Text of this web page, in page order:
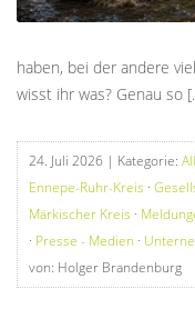
haben, bei der andere
wisst ihr was? Genau so
24. Juli 2026 | Kategorie:
Ennepe-Ruhr-Kreis ·
Märkischer Kreis ·
· Presse - Medien ·
von: Holger Brandenburg